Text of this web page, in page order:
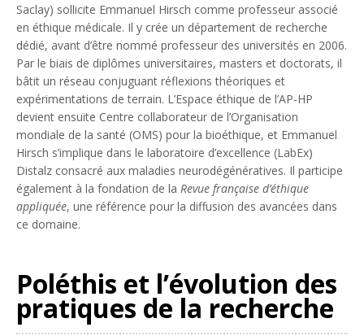
Saclay) sollicite Emmanuel Hirsch comme professeur associé
en éthique médicale. Il y crée un département de recherche
dédié, avant d’être nommé professeur des universités en 2006.
Par le biais de diplômes universitaires, masters et doctorats, il
bâtit un réseau conjuguant réflexions théoriques et
expérimentations de terrain. L’Espace éthique de l’AP-HP
devient ensuite Centre collaborateur de l’Organisation
mondiale de la santé (OMS) pour la bioéthique, et Emmanuel
Hirsch s’implique dans le laboratoire d’excellence (LabEx)
Distalz consacré aux maladies neurodégénératives. Il participe
également à la fondation de la Revue française d’éthique
appliquée, une référence pour la diffusion des avancées dans
ce domaine.
Poléthis et l’évolution des
pratiques de la recherche